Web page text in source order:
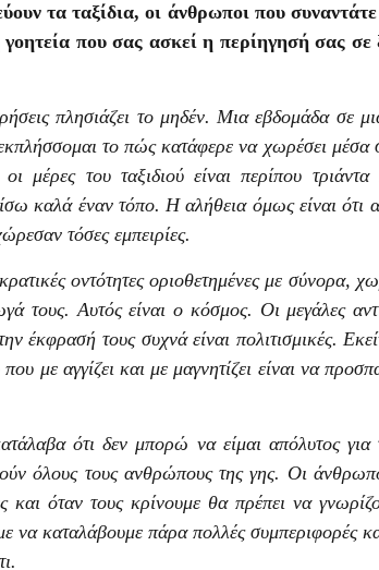
τα ταξίδια, οι άνθρωποι που συναντάτε
που σας ασκεί η περίηγησή σας σε
πλησιάζει το μηδέν. Μια εβδομάδα σε
το πώς κατάφερε να χωρέσει μέσα
του ταξιδιού είναι περίπου τριάντα
καλά έναν τόπο. Η αλήθεια όμως είναι ότι
τόσες εμπειρίες.
οντότητες οριοθετημένες με σύνορα,
τους. Αυτός είναι ο κόσμος. Οι μεγάλες
έκφρασή τους συχνά είναι πολιτισμικές.
με αγγίζει και με μαγνητίζει είναι να
ότι δεν μπορώ να είμαι απόλυτος για
όλους τους ανθρώπους της γης. Οι
και όταν τους κρίνουμε θα πρέπει να
να καταλάβουμε πάρα πολλές συμπεριφορές